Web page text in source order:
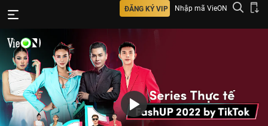
ĐĂNG KÝ VIP Nhập mã VieON